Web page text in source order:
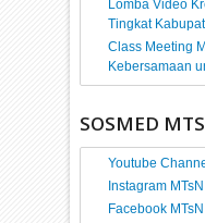
Lomba Video
Tingkat
Class Meeting
Kebersamaan
SOSMED
Youtube
Instagram
Facebook